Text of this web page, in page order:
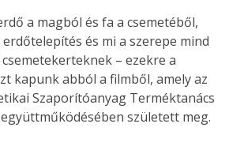
a magból és fa a csemetéből,
és mi a szerepe mind
– ezekre a
kapunk abból a filmből, amely az
Szaporítóanyag Terméktanács
született meg.